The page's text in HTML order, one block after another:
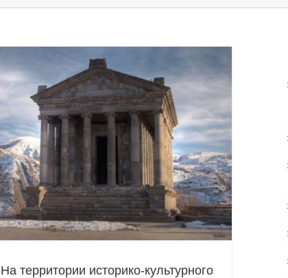
На территории историко-культурного